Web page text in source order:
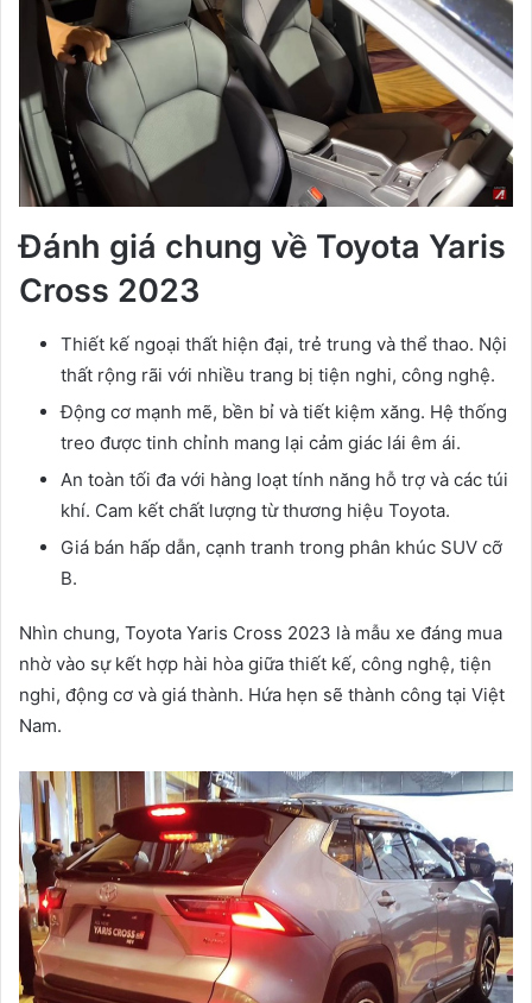
Đánh giá chung về Toyota Yaris
Cross 2023
Thiết kế ngoại thất hiện đại, trẻ trung và thể thao. Nội
thất rộng rãi với nhiều trang bị tiện nghi, công nghệ.
Động cơ mạnh mẽ, bền bỉ và tiết kiệm xăng. Hệ thống
treo được tinh chỉnh mang lại cảm giác lái êm ái.
An toàn tối đa với hàng loạt tính năng hỗ trợ và các túi
khí. Cam kết chất lượng từ thương hiệu Toyota.
Giá bán hấp dẫn, cạnh tranh trong phân khúc SUV cỡ
B.
Nhìn chung, Toyota Yaris Cross 2023 là mẫu xe đáng mua
nhờ vào sự kết hợp hài hòa giữa thiết kế, công nghệ, tiện
nghi, động cơ và giá thành. Hứa hẹn sẽ thành công tại Việt
Nam.